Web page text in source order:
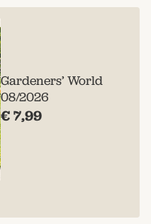
Gardeners’ World
08/2026
€ 7,99